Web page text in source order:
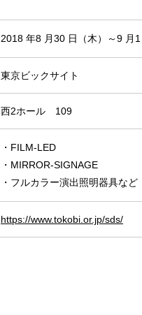
2018 年8 月30 日（木）～9 月
東京ビックサイト
西2ホール 109
・FILM-LED
・MIRROR-SIGNAGE
・フルカラー演出照明器具など
https://www.tokobi.or.jp/sds/